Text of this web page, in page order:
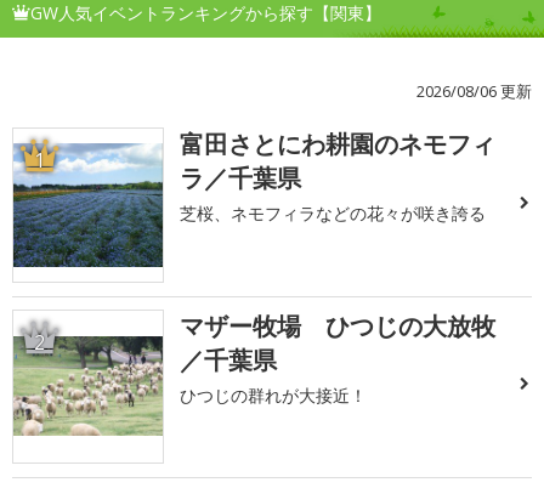
GW人気イベントランキングから探す【関東】
2026/08/06 更新
1
富田さとにわ耕園のネモフィ
ラ／千葉県
芝桜、ネモフィラなどの花々が咲き誇る
2
マザー牧場 ひつじの大放牧
／千葉県
ひつじの群れが大接近！